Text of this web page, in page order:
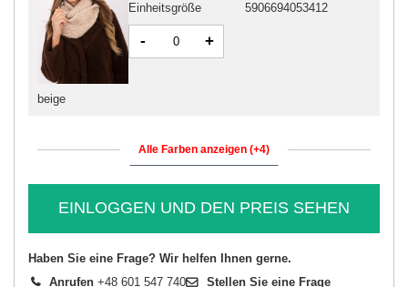
beige
Einheitsgröße 5906694053412
- +
Alle Farben anzeigen (+4)
EINLOGGEN UND DEN PREIS SEHEN
Haben Sie eine Frage? Wir helfen Ihnen gerne.
Anrufen +48 601 547 740 Stellen Sie eine Frage